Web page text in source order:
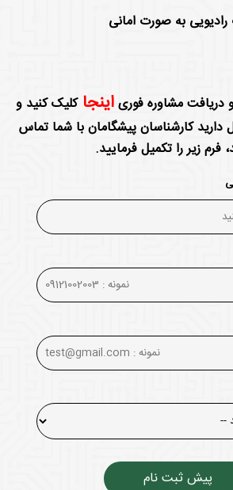
به صورت امانی
مشاوره فوریاینجاکلیک کنید و
دارید کارشناسان پیشگامان با شما تماس
فرم زیر را تکمیل فرمایید.
پیش ثبت نام